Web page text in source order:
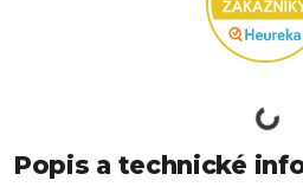
Popis a technické